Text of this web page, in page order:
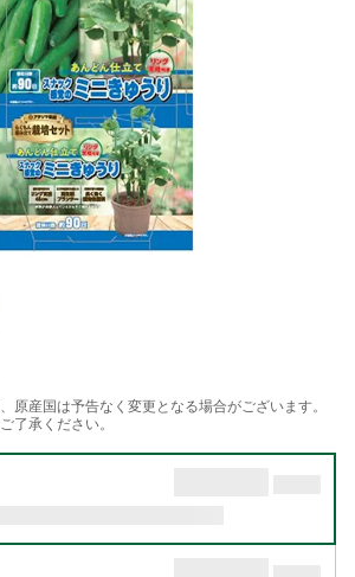
原産国は予告なく変更となる場合がございます。
了承ください。